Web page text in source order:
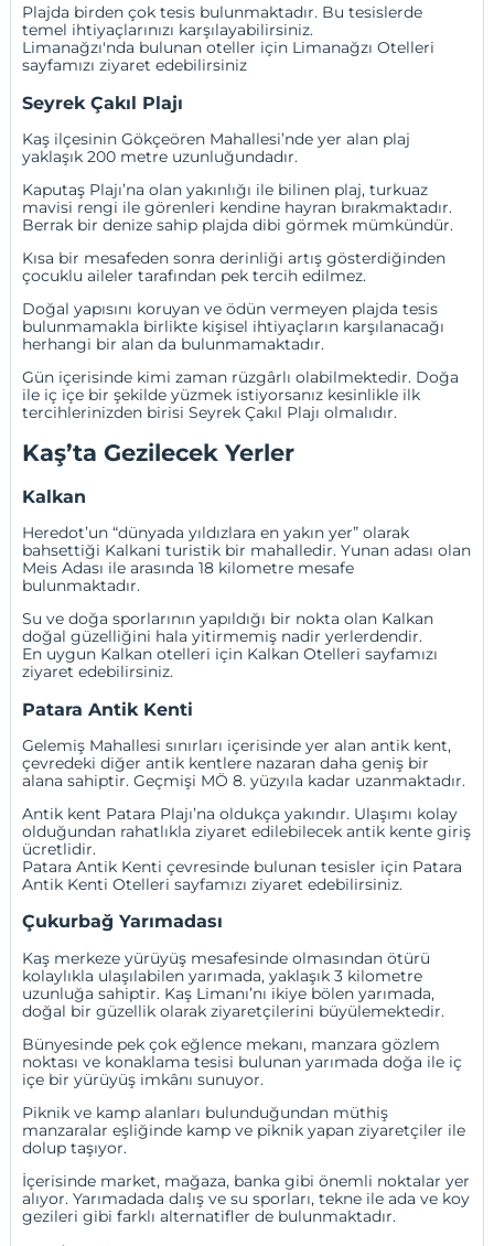
Plajda birden çok tesis bulunmaktadır. Bu tesislerde
temel ihtiyaçlarınızı karşılayabilirsiniz.
Limanağzı'nda bulunan oteller için Limanağzı Otelleri
sayfamızı ziyaret edebilirsiniz
Seyrek Çakıl Plajı
Kaş ilçesinin Gökçeören Mahallesi’nde yer alan plaj
yaklaşık 200 metre uzunluğundadır.
Kaputaş Plajı’na olan yakınlığı ile bilinen plaj, turkuaz
mavisi rengi ile görenleri kendine hayran bırakmaktadır.
Berrak bir denize sahip plajda dibi görmek mümkündür.
Kısa bir mesafeden sonra derinliği artış gösterdiğinden
çocuklu aileler tarafından pek tercih edilmez.
Doğal yapısını koruyan ve ödün vermeyen plajda tesis
bulunmamakla birlikte kişisel ihtiyaçların karşılanacağı
herhangi bir alan da bulunmamaktadır.
Gün içerisinde kimi zaman rüzgârlı olabilmektedir. Doğa
ile iç içe bir şekilde yüzmek istiyorsanız kesinlikle ilk
tercihlerinizden birisi Seyrek Çakıl Plajı olmalıdır.
Kaş’ta Gezilecek Yerler
Kalkan
Heredot’un “dünyada yıldızlara en yakın yer” olarak
bahsettiği Kalkani turistik bir mahalledir. Yunan adası olan
Meis Adası ile arasında 18 kilometre mesafe
bulunmaktadır.
Su ve doğa sporlarının yapıldığı bir nokta olan Kalkan
doğal güzelliğini hala yitirmemiş nadir yerlerdendir.
En uygun Kalkan otelleri için Kalkan Otelleri sayfamızı
ziyaret edebilirsiniz.
Patara Antik Kenti
Gelemiş Mahallesi sınırları içerisinde yer alan antik kent,
çevredeki diğer antik kentlere nazaran daha geniş bir
alana sahiptir. Geçmişi MÖ 8. yüzyıla kadar uzanmaktadır.
Antik kent Patara Plajı’na oldukça yakındır. Ulaşımı kolay
olduğundan rahatlıkla ziyaret edilebilecek antik kente giriş
ücretlidir.
Patara Antik Kenti çevresinde bulunan tesisler için Patara
Antik Kenti Otelleri sayfamızı ziyaret edebilirsiniz.
Çukurbağ Yarımadası
Kaş merkeze yürüyüş mesafesinde olmasından ötürü
kolaylıkla ulaşılabilen yarımada, yaklaşık 3 kilometre
uzunluğa sahiptir. Kaş Limanı’nı ikiye bölen yarımada,
doğal bir güzellik olarak ziyaretçilerini büyülemektedir.
Bünyesinde pek çok eğlence mekanı, manzara gözlem
noktası ve konaklama tesisi bulunan yarımada doğa ile iç
içe bir yürüyüş imkânı sunuyor.
Piknik ve kamp alanları bulunduğundan müthiş
manzaralar eşliğinde kamp ve piknik yapan ziyaretçiler ile
dolup taşıyor.
İçerisinde market, mağaza, banka gibi önemli noktalar yer
alıyor. Yarımadada dalış ve su sporları, tekne ile ada ve koy
gezileri gibi farklı alternatifler de bulunmaktadır.